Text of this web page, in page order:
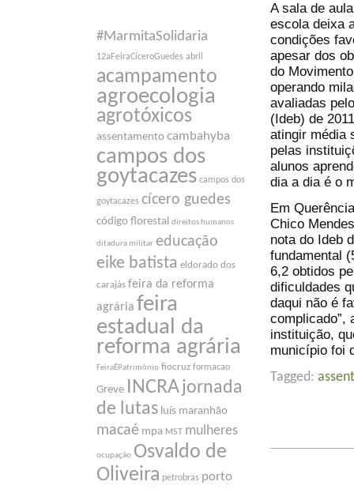
#MarmitaSolidaria
12aFeiraCíceroGuedes abril
acampamento
agroecologia
agrotóxicos
assentamento cambahyba
campos dos
goytacazes campos dos
goytacazes cícero guedes
código florestal direitos humanos
ditadura militar educação
eike batista eldorado dos
carajás feira da reforma
agrária feira
estadual da
reforma agrária
FeiraÉPatrimônio fiocruz formacao
Greve INCRA jornada
de lutas luís maranhão
macaé mpa MST mulheres
ocupação Osvaldo de
Oliveira petrobras porto
A sala de
escola deixa
condições
apesar dos
do
operando
avaliadas
(Ideb) de
atingir média
pelas
alunos
dia a dia é o
Em
Chico
nota do Ideb
fundamental
6,2 obtidos
dificuldades
daqui não é
complicado”,
instituição,
município foi
Tagged: